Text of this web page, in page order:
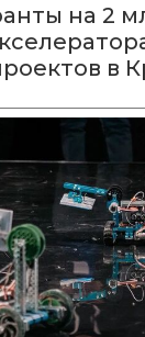
на 2
в